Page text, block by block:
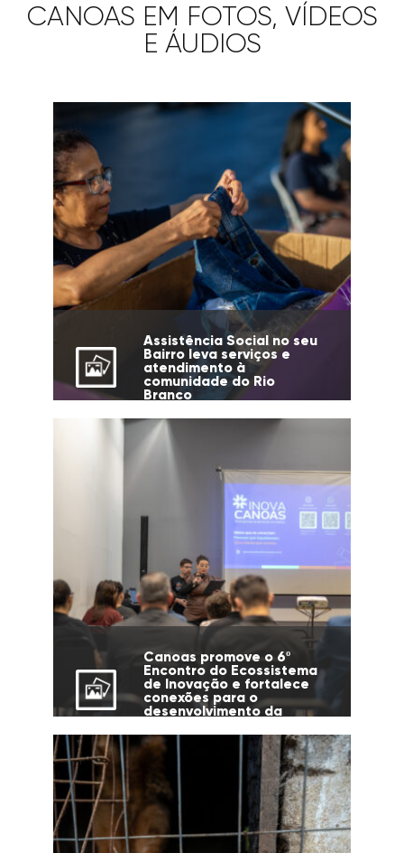
CANOAS EM FOTOS, VÍDEOS
E ÁUDIOS
Assistência Social no seu
Bairro leva serviços e
atendimento à
comunidade do Rio
Branco
Canoas promove o 6º
Encontro do Ecossistema
de Inovação e fortalece
conexões para o
desenvolvimento da